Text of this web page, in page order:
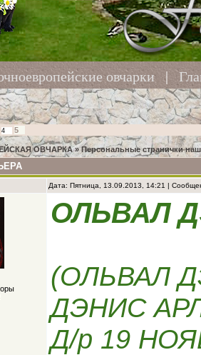
овчарки|
4 5
ОВЧАРКА » Персональные странички
Дата: Пятница, 13.09.2013, 14:21 |
ОЛЬВАЛ
(ОЛЬВАЛ
ДЭНИС
Д/р 19